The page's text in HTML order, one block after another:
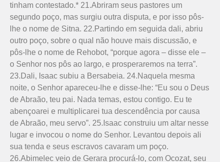
tinham contestado.* 21.Abriram seus pastores um
segundo poço, mas surgiu outra disputa, e por isso pôs-
lhe o nome de Sitna. 22.Partindo em seguida dali, abriu
outro poço, sobre o qual não houve mais discussão, e
pôs-lhe o nome de Rehobot, “porque agora – disse ele –
o Senhor nos pôs ao largo, e prospera­remos na terra”.
23.Dali, Isaac subiu a Bersabeia. 24.Naquela mesma
noite, o Senhor apareceu-lhe e disse-lhe: “Eu sou o Deus
de Abraão, teu pai. Nada temas, estou contigo. Eu te
abençoarei e multiplicarei tua des­cendência por causa
de Abraão, meu servo”. 25.Isaac construiu um altar nesse
lugar e invocou o nome do Senhor. Levantou depois ali
sua tenda e seus escravos cavaram um poço.
26.Abimelec veio de Gerara procurá-lo, com Ocozat, seu